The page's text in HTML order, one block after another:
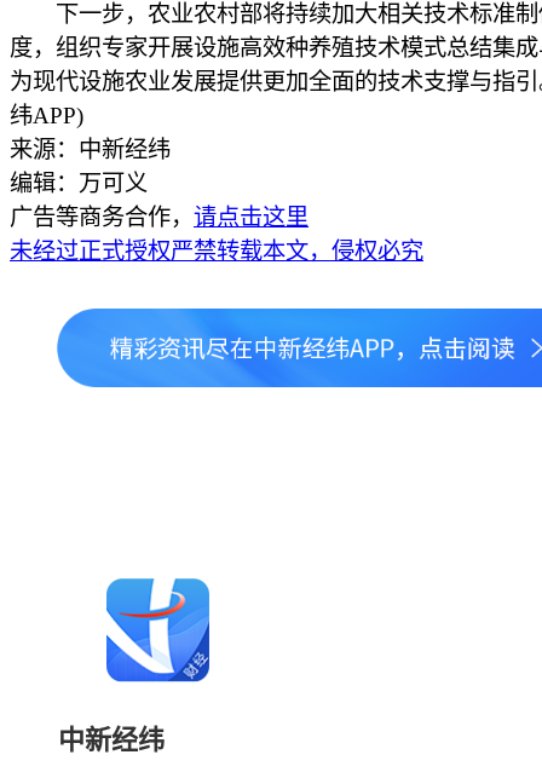
下一步，农业农村部将持续加大相关技术标准制
度，组织专家开展设施高效种养殖技术模式总结集
为现代设施农业发展提供更加全面的技术支撑与指
纬APP)
来源：中新经纬
编辑：万可义
广告等商务合作， 请点击这里
未经过正式授权严禁转载本文，侵权必究
中新经纬